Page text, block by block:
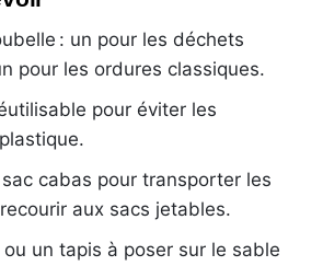
: un pour les déchets
pour les ordures classiques.
pour éviter les
cabas pour transporter les
aux sacs jetables.
un tapis à poser sur le sable